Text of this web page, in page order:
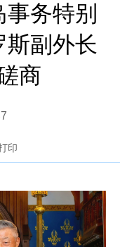
务特别
斯副外长
商
印